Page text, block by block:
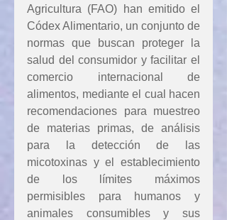
Agricultura (FAO) han emitido el
Códex Alimentario, un conjunto de
normas que buscan proteger la
salud del consumidor y facilitar el
comercio internacional de
alimentos, mediante el cual hacen
recomendaciones para muestreo
de materias primas, de análisis
para la detección de las
micotoxinas y el establecimiento
de los límites máximos
permisibles para humanos y
animales consumibles y sus